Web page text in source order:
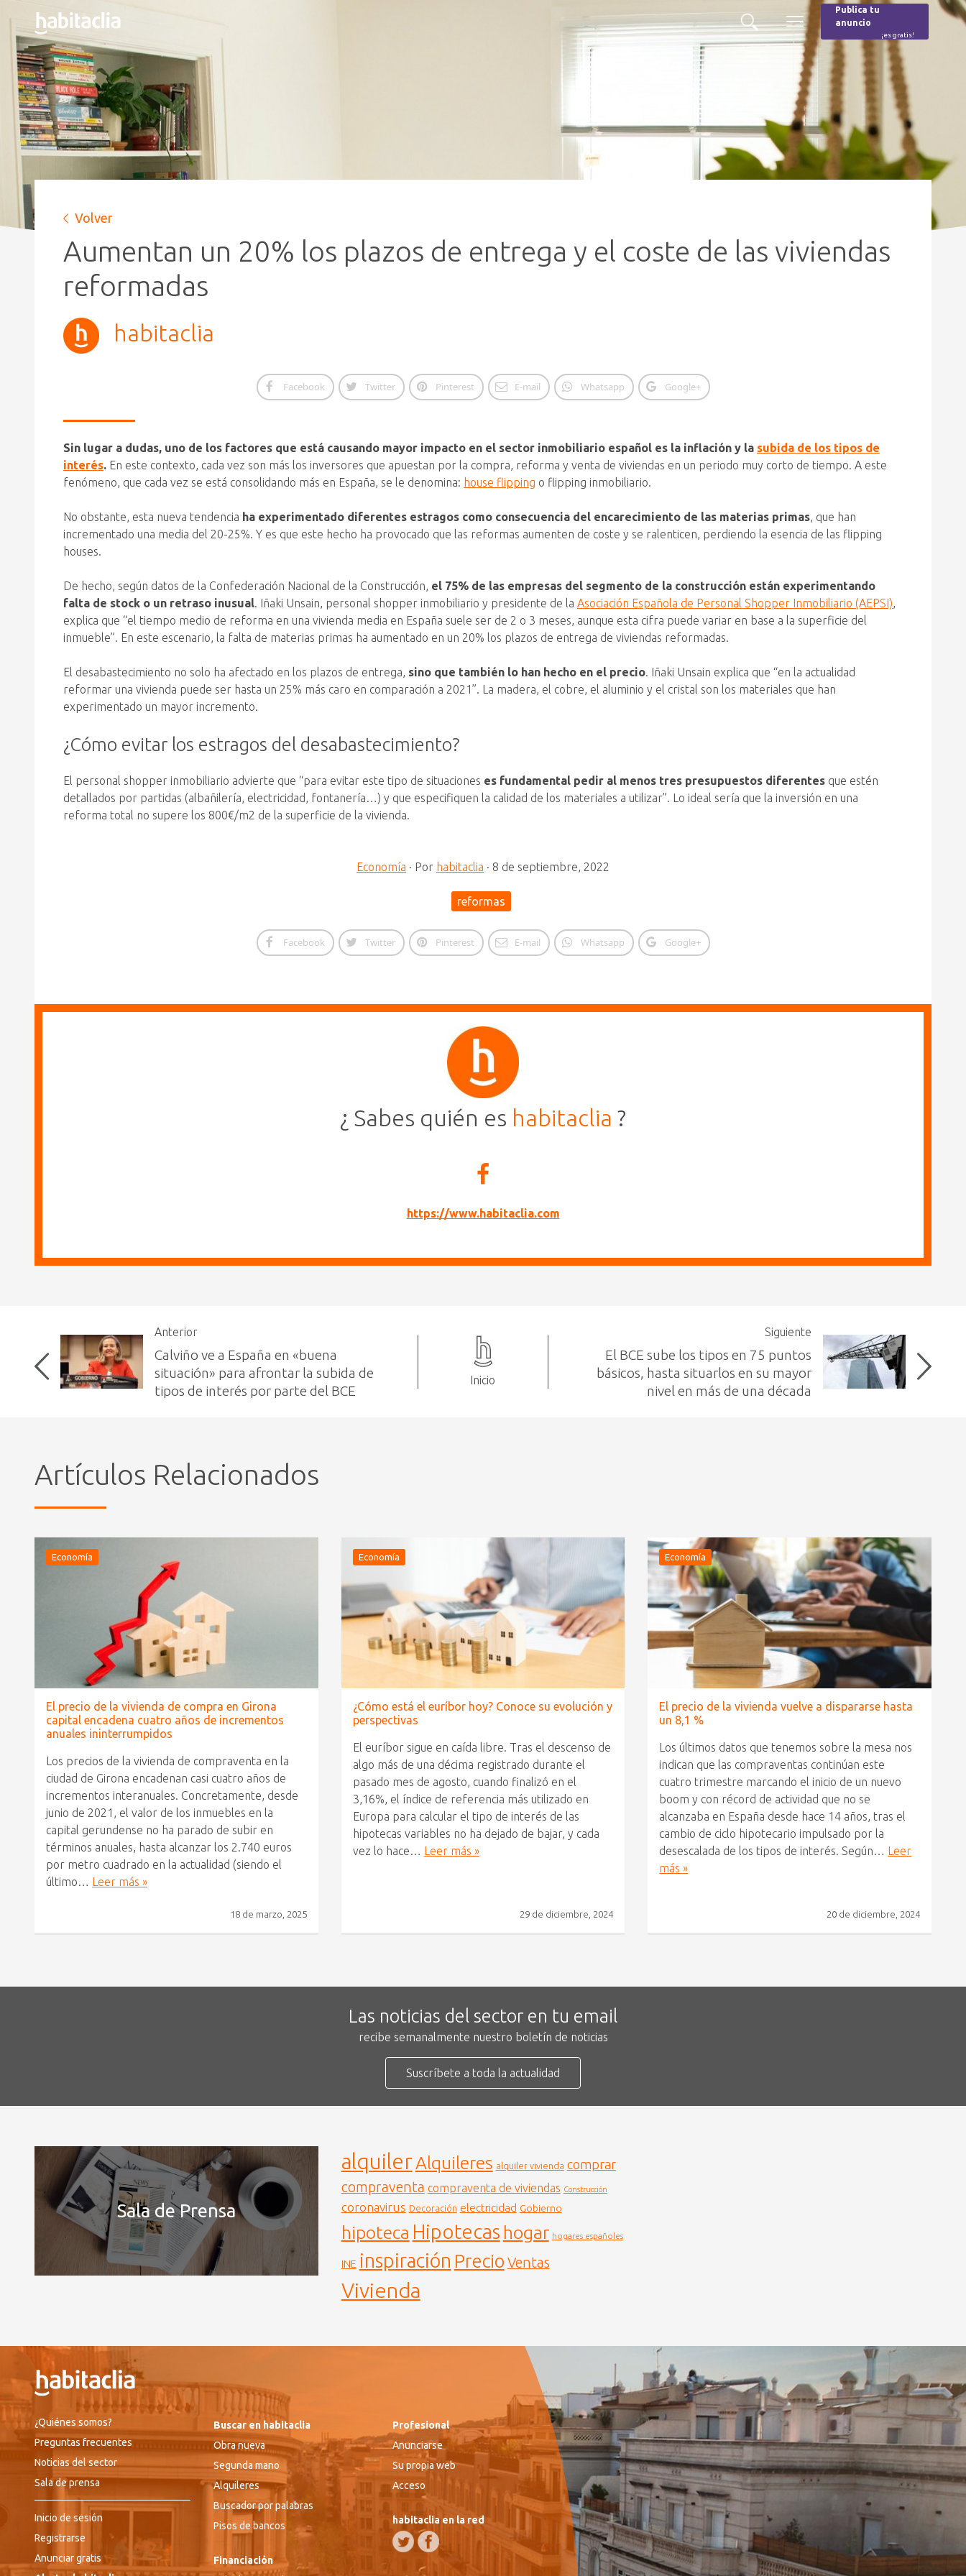
Buscar
Menú
Burger
Publica tu
anuncio
¡es gratis!
Volver
Aumentan un 20% los plazos de entrega y el coste de las viviendas
reformadas
habitaclia
Facebook Twitter Pinterest E-mail Whatsapp Google+
Sin lugar a dudas, uno de los factores que está causando mayor impacto en el sector inmobiliario español es la inflación y la subida de los tipos de
interés. En este contexto, cada vez son más los inversores que apuestan por la compra, reforma y venta de viviendas en un periodo muy corto de tiempo. A este
fenómeno, que cada vez se está consolidando más en España, se le denomina: house flipping o flipping inmobiliario.
No obstante, esta nueva tendencia ha experimentado diferentes estragos como consecuencia del encarecimiento de las materias primas, que han
incrementado una media del 20-25%. Y es que este hecho ha provocado que las reformas aumenten de coste y se ralenticen, perdiendo la esencia de las flipping
houses.
De hecho, según datos de la Confederación Nacional de la Construcción, el 75% de las empresas del segmento de la construcción están experimentando
falta de stock o un retraso inusual. Iñaki Unsain, personal shopper inmobiliario y presidente de la Asociación Española de Personal Shopper Inmobiliario (AEPSI),
explica que “el tiempo medio de reforma en una vivienda media en España suele ser de 2 o 3 meses, aunque esta cifra puede variar en base a la superficie del
inmueble”. En este escenario, la falta de materias primas ha aumentado en un 20% los plazos de entrega de viviendas reformadas.
El desabastecimiento no solo ha afectado en los plazos de entrega, sino que también lo han hecho en el precio. Iñaki Unsain explica que “en la actualidad
reformar una vivienda puede ser hasta un 25% más caro en comparación a 2021”. La madera, el cobre, el aluminio y el cristal son los materiales que han
experimentado un mayor incremento.
¿Cómo evitar los estragos del desabastecimiento?
El personal shopper inmobiliario advierte que “para evitar este tipo de situaciones es fundamental pedir al menos tres presupuestos diferentes que estén
detallados por partidas (albañilería, electricidad, fontanería…) y que especifiquen la calidad de los materiales a utilizar”. Lo ideal sería que la inversión en una
reforma total no supere los 800€/m2 de la superficie de la vivienda.
Economía · Por habitaclia · 8 de septiembre, 2022
reformas
Facebook Twitter Pinterest E-mail Whatsapp Google+
¿ Sabes quién es habitaclia ?
https://www.habitaclia.com
Anterior
Calviño ve a España en «buena
situación» para afrontar la subida de
tipos de interés por parte del BCE
Inicio
Siguiente
El BCE sube los tipos en 75 puntos
básicos, hasta situarlos en su mayor
nivel en más de una década
Artículos Relacionados
Economía
El precio de la vivienda de compra en Girona
capital encadena cuatro años de incrementos
anuales ininterrumpidos
Los precios de la vivienda de compraventa en la
ciudad de Girona encadenan casi cuatro años de
incrementos interanuales. Concretamente, desde
junio de 2021, el valor de los inmuebles en la
capital gerundense no ha parado de subir en
términos anuales, hasta alcanzar los 2.740 euros
por metro cuadrado en la actualidad (siendo el
último… Leer más »
18 de marzo, 2025
Economía
¿Cómo está el euríbor hoy? Conoce su evolución y
perspectivas
El euríbor sigue en caída libre. Tras el descenso de
algo más de una décima registrado durante el
pasado mes de agosto, cuando finalizó en el
3,16%, el índice de referencia más utilizado en
Europa para calcular el tipo de interés de las
hipotecas variables no ha dejado de bajar, y cada
vez lo hace… Leer más »
29 de diciembre, 2024
Economía
El precio de la vivienda vuelve a dispararse hasta
un 8,1 %
Los últimos datos que tenemos sobre la mesa nos
indican que las compraventas continúan este
cuatro trimestre marcando el inicio de un nuevo
boom y con récord de actividad que no se
alcanzaba en España desde hace 14 años, tras el
cambio de ciclo hipotecario impulsado por la
desescalada de los tipos de interés. Según… Leer
más »
20 de diciembre, 2024
Las noticias del sector en tu email
recibe semanalmente nuestro boletín de noticias
Suscríbete a toda la actualidad
Sala de Prensa
alquilerAlquileres alquiler vivienda comprar
compraventa compraventa de viviendas Construcción
coronavirus Decoración electricidad Gobierno
hipoteca Hipotecas hogar hogares españoles
INE inspiración Precio Ventas
Vivienda
¿Quiénes somos?
Preguntas frecuentes
Noticias del sector
Sala de prensa
Inicio de sesión
Registrarse
Anunciar gratis
Buscar en habitaclia
Obra nueva
Segunda mano
Alquileres
Buscador por palabras
Pisos de bancos
Financiación
Profesional
Anunciarse
Su propia web
Acceso
habitaclia en la red